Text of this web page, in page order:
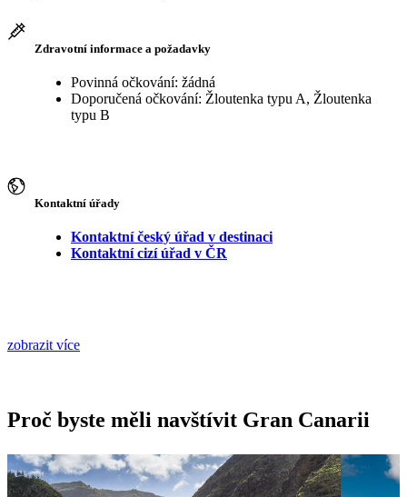
Zdravotní informace a požadavky
Povinná očkování: žádná
Doporučená očkování: Žloutenka typu A, Žloutenka
typu B
Kontaktní úřady
Kontaktní český úřad v destinaci
Kontaktní cizí úřad v ČR
zobrazit více
Proč byste měli navštívit Gran Canarii